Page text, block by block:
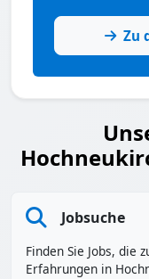
Zu
Jobsuche
Finden Sie Jobs, die
Erfahrungen in